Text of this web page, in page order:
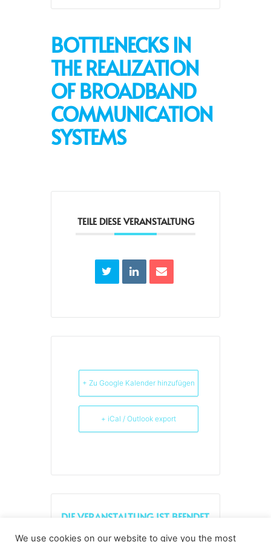
BOTTLENECKS IN
THE REALIZATION
OF BROADBAND
COMMUNICATION
SYSTEMS
TEILE DIESE VERANSTALTUNG
+ Zu Google Kalender hinzufügen
+ iCal / Outlook export
DIE VERANSTALTUNG IST BEENDET.
We use cookies on our website to give you the most